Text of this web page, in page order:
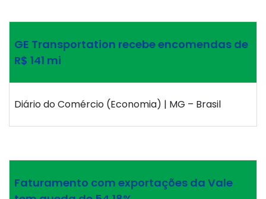
GE Transportation recebe encomendas de
R$ 141 mi
Diário do Comércio (Economia) | MG – Brasil
Faturamento com exportações da Vale